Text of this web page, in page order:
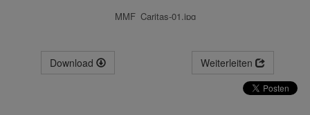
MMF_Caritas-01.jpg
Download Weiterleiten